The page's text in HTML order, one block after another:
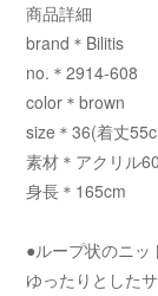
商品詳細
brand＊Bilitis
no.＊2914-608
color＊brown
size＊36(着丈
素材＊アクリル
身長＊165cm
●ループ状のニッ
ゆったりとした